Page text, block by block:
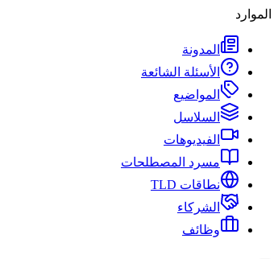
الموارد
المدونة
الأسئلة الشائعة
المواضيع
السلاسل
الفيديوهات
مسرد المصطلحات
نطاقات TLD
الشركاء
وظائف